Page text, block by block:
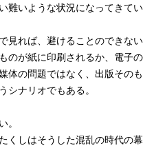
難いような状況になってきてい
見れば、避けることのできない
のが紙に印刷されるか、電子の
体の問題ではなく、出版そのも
シナリオでもある。
。
くしはそうした混乱の時代の幕